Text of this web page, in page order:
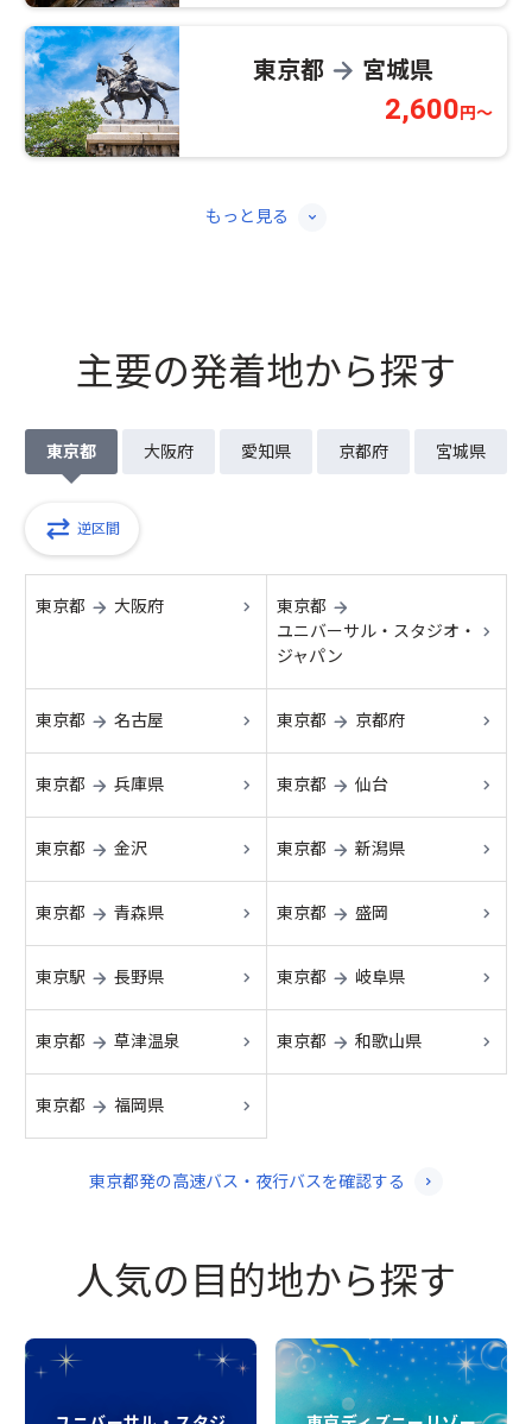
東京都 → 宮城県
2,600円～
もっと見る
主要の発着地から探す
東京都 大阪府 愛知県 京都府 宮城県
逆区間
東京都 → 大阪府 東京都 →
ユニバーサル・スタジオ・
ジャパン
東京都 → 名古屋 東京都 → 京都府
東京都 → 兵庫県 東京都 → 仙台
東京都 → 金沢 東京都 → 新潟県
東京都 → 青森県 東京都 → 盛岡
東京駅 → 長野県 東京都 → 岐阜県
東京都 → 草津温泉 東京都 → 和歌山県
東京都 → 福岡県
東京都発の高速バス・夜行バスを確認する
人気の目的地から探す